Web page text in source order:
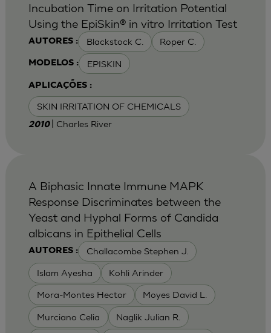
AUTORES : Blackstock C. Roper C.
MODELOS : EPISKIN
APLICAÇÕES :
SKIN IRRITATION OF CHEMICALS
Incubation Time on Irritation Potential
Using the EpiSkin® in vitro Irritation Test
2010 | Charles River
AUTORES : Challacombe Stephen J.
Islam Ayesha Kohli Arinder
Mora-Montes Hector Moyes David L.
Murciano Celia Naglik Julian R.
A Biphasic Innate Immune MAPK
Response Discriminates between the
Yeast and Hyphal Forms of Candida
albicans in Epithelial Cells